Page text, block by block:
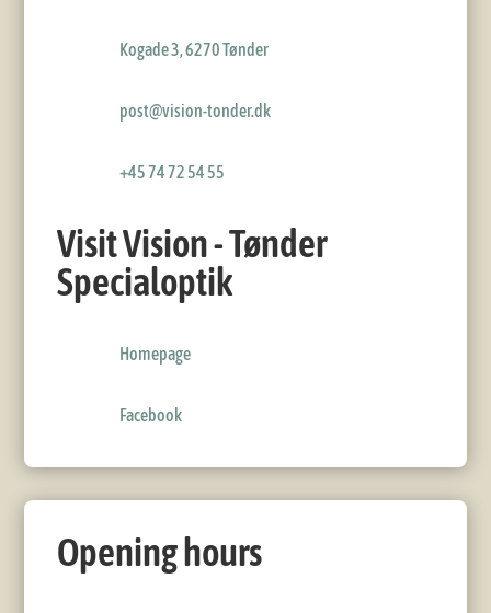
Kogade 3, 6270 Tønder
post@vision-tonder.dk
+45 74 72 54 55
Visit Vision - Tønder
Specialoptik
Homepage
Facebook
Opening hours